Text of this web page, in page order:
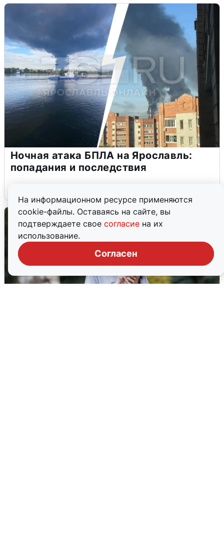
На информационном ресурсе применяются
cookie-файлы. Оставаясь на сайте, вы
подтверждаете свое согласие на их
использование.
Согласен
Ночная атака БПЛА на Ярославль:
попадания и последствия